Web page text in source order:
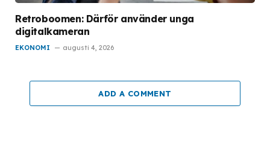
Retroboomen: Därför använder unga
digitalkameran
EKONOMI augusti 4, 2026
ADD A COMMENT